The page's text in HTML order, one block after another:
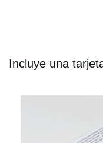
Incluye una